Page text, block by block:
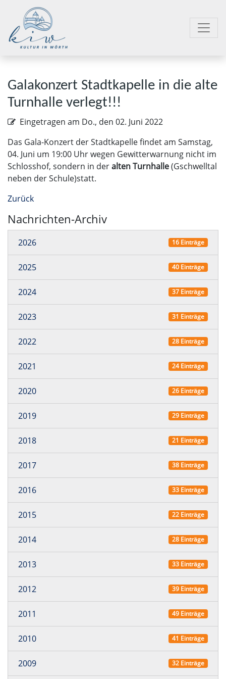
Galakonzert Stadtkapelle in die alte
Turnhalle verlegt!!!
Eingetragen am Do., den 02. Juni 2022
Das Gala-Konzert der Stadtkapelle findet am Samstag,
04. Juni um 19:00 Uhr wegen Gewitterwarnung nicht im
Schlosshof, sondern in deralten Turnhalle(Gschwelltal
neben der Schule)statt.
Zurück
Nachrichten-Archiv
2026 16 Einträge
2025 40 Einträge
2024 37 Einträge
2023 31 Einträge
2022 28 Einträge
2021 24 Einträge
2020 26 Einträge
2019 29 Einträge
2018 21 Einträge
2017 38 Einträge
2016 33 Einträge
2015 22 Einträge
2014 28 Einträge
2013 33 Einträge
2012 39 Einträge
2011 49 Einträge
2010 41 Einträge
2009 32 Einträge